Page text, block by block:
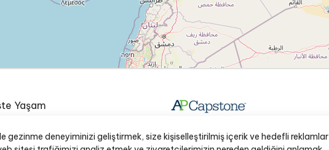
gezinme deneyiminizi geliştirmek, size kişiselleştirilmiş içerik ve hedefli reklamlar
Yaşam